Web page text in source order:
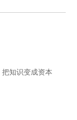
知识变成资本